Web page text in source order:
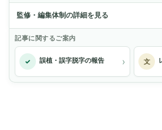
監修・編集体制の詳細を見る
記事に関するご案内
✓ 誤植・誤字脱字の報告 › 文